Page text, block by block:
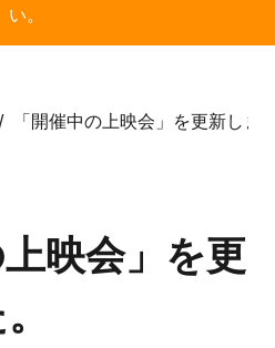
い。
「開催中の上映会」を更新しま
上映会」を更